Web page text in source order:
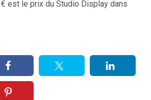
est le prix du Studio Display dans